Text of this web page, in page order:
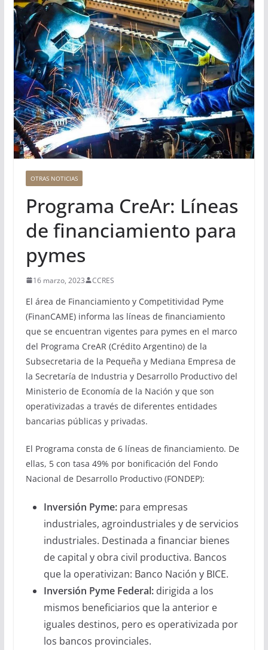
OTRAS NOTICIAS
Programa CreAr: Líneas
de financiamiento para
pymes
16 marzo, 2023 CCRES
El área de Financiamiento y Competitividad Pyme
(FinanCAME) informa las líneas de financiamiento
que se encuentran vigentes para pymes en el marco
del Programa CreAR (Crédito Argentino) de la
Subsecretaria de la Pequeña y Mediana Empresa de
la Secretaría de Industria y Desarrollo Productivo del
Ministerio de Economía de la Nación y que son
operativizadas a través de diferentes entidades
bancarias públicas y privadas.
El Programa consta de 6 líneas de financiamiento. De
ellas, 5 con tasa 49% por bonificación del Fondo
Nacional de Desarrollo Productivo (FONDEP):
Inversión Pyme:para empresas
industriales, agroindustriales y de servicios
industriales. Destinada a financiar bienes
de capital y obra civil productiva. Bancos
que la operativizan: Banco Nación y BICE.
Inversión Pyme Federal:dirigida a los
mismos beneficiarios que la anterior e
iguales destinos, pero es operativizada por
los bancos provinciales.